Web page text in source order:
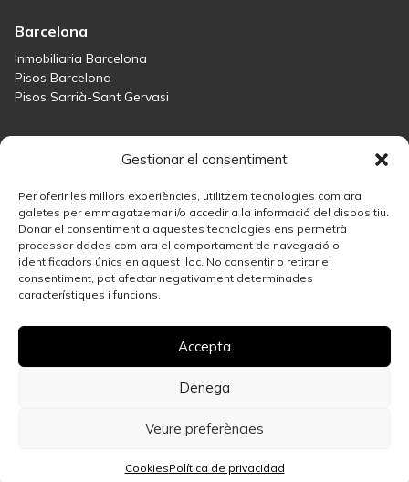
Gestionar el consentiment
Per oferir les millors experiències, utilitzem tecnologies com ara
galetes per emmagatzemar i/o accedir a la informació del dispositiu.
Donar el consentiment a aquestes tecnologies ens permetrà
processar dades com ara el comportament de navegació o
identificadors únics en aquest lloc. No consentir o retirar el
consentiment, pot afectar negativament determinades
característiques i funcions.
Accepta
Denega
Veure preferències
CookiesPolítica de privacidad
WhatsApp Más información
Barcelona
Inmobiliaria Barcelona
Pisos Barcelona
Pisos Sarrià-Sant Gervasi
Casas en venta en Sant Andreu de Llavaneres
Casas en venta en Tiana
Casas en venta en Teià
Casas en venta Maresme
Madrid
Inmobiliaria Madrid
Pisos en venta en Madrid Centro
Política de privacidad
© 2026 Espígul. Todos los derechos reservados.